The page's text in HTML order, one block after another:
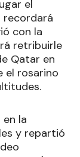
el
recordará
con la
retribuirle
Qatar en
el rosarino
la
y repartió